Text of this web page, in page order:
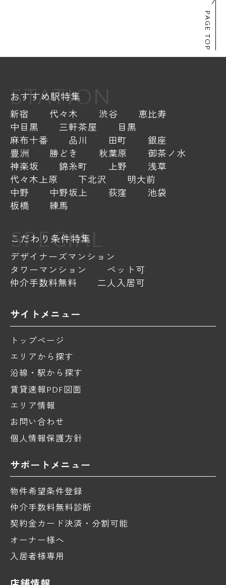
PAGE TOP
STATION
おすすめ駅特集
新宿 代々木 渋谷
恵比寿
中目黒
三軒茶屋
目黒
麻布十番
品川 田町
銀座
豊洲
勝どき 秋葉原
御茶ノ水
神楽坂
錦糸町 上野
浅草
代々木上原
下北沢
明大前
中野
中野坂上 荻窪
池袋
板橋
練馬
SPECIAL
こだわり条件特集
デザイナーズマンション
タワーマンション
ペット可
仲介手数料無料
二人入居可
サイトメニュー
トップページ
エリアから探す
沿線・駅から探す
賃貸速報PDF図面
エリア情報
お問い合わせ
個人情報保護方針
サポートメニュー
物件希望条件登録
仲介手数料無料診断
契約金カード決済・分割可能
オーナー様へ
入居者様専用